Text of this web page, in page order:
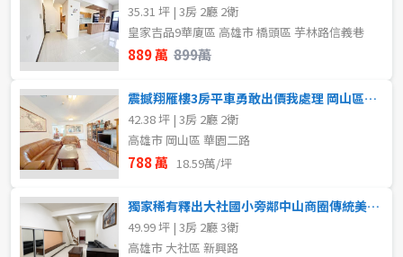
35.31 坪 | 3房 2廳 2衛
皇家吉品9華廈區 高雄市 橋頭區 芋林路信義巷
889 萬 899萬
震撼翔雁樓3房平車勇敢出價我處理 岡山區買賣房
42.38 坪 | 3房 2廳 2衛
高雄市 岡山區 華園二路
788 萬 18.59萬/坪
獨家稀有釋出大社國小旁鄰中山商圈傳統美透天 岡山區買賣房
49.99 坪 | 3房 2廳 3衛
高雄市 大社區 新興路